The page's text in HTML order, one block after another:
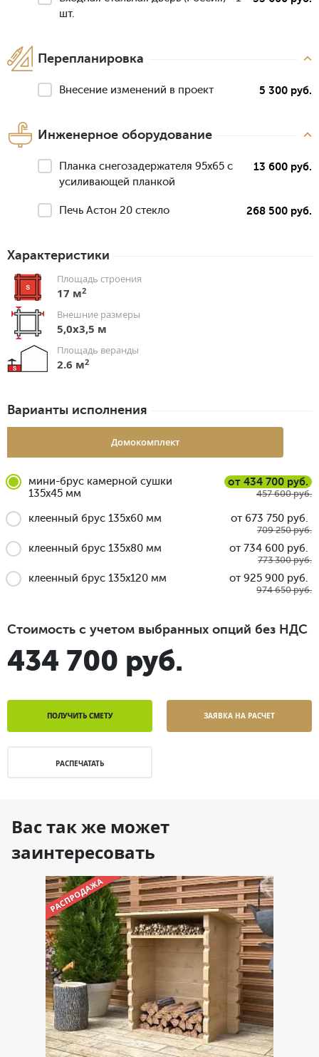
шт.
Перепланировка
Внесение изменений в проект 5 300 руб.
Инженерное оборудование
Планка снегозадержателя 95х65 с
усиливающей планкой
13 600 руб.
Печь Астон 20 стекло 268 500 руб.
Характеристики
Площадь строения
17 м2
Внешние размеры
5,0х3,5 м
Площадь веранды
2.6 м2
Варианты исполнения
Домокомплект
мини-брус камерной сушки
135x45 мм
от 434 700 руб.
457 600 руб.
клеенный брус 135x60 мм от 673 750 руб.
709 250 руб.
клеенный брус 135x80 мм от 734 600 руб.
773 300 руб.
клеенный брус 135x120 мм от 925 900 руб.
974 650 руб.
Стоимость с учетом выбранных опций без НДС
434 700 руб.
ПОЛУЧИТЬ СМЕТУ ЗАЯВКА НА РАСЧЕТ
РАСПЕЧАТАТЬ
Вас так же может
заинтересовать